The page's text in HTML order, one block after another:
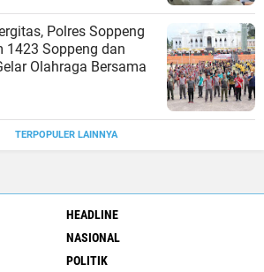
Polres Soppeng
1423 Soppeng dan
Olahraga Bersama
TERPOPULER LAINNYA
HEADLINE
NASIONAL
POLITIK